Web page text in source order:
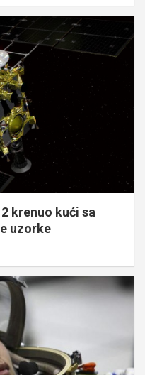
krenuo kući sa
uzorke